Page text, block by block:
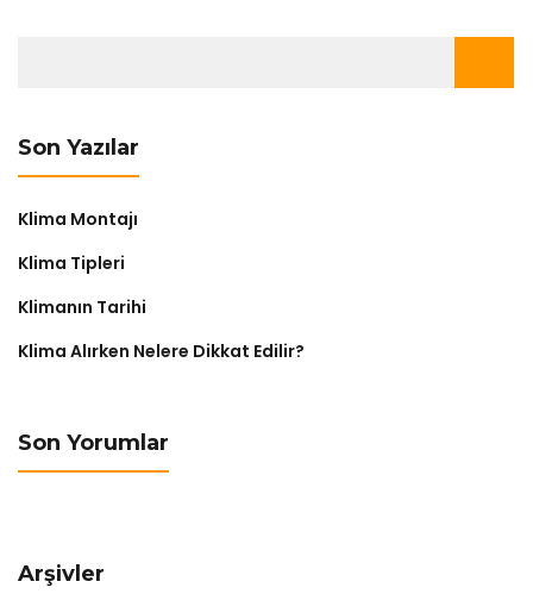
Son Yazılar
Klima Montajı
Klima Tipleri
Klimanın Tarihi
Klima Alırken Nelere Dikkat Edilir?
Son Yorumlar
Arşivler